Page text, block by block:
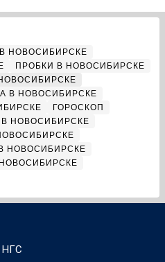
НОВОСИБИРСКЕ
ПРОБКИ В НОВОСИБИРСКЕ
В НОВОСИБИРСКЕ
ГОРОСКОП
НОВОСИБИРСКЕ
НОВОСИБИРСКЕ
НГС